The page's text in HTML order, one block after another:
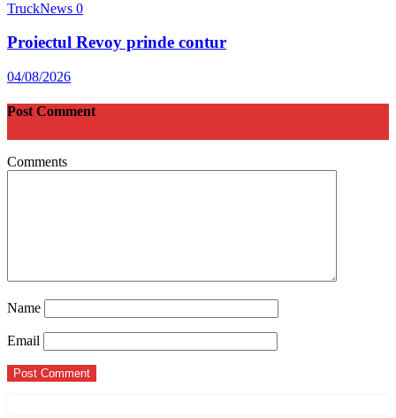
TruckNews 0
Proiectul Revoy prinde contur
04/08/2026
Post Comment
Comments
Name
Email